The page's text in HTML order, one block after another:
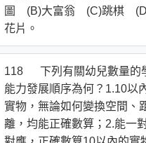
圖 (B)大富翁 (C)跳棋
花片。
118 下列有關幼兒數量的
能力發展順序為何？1.10以
實物，無論如何變換空間、
離，均能正確數算；2.能一